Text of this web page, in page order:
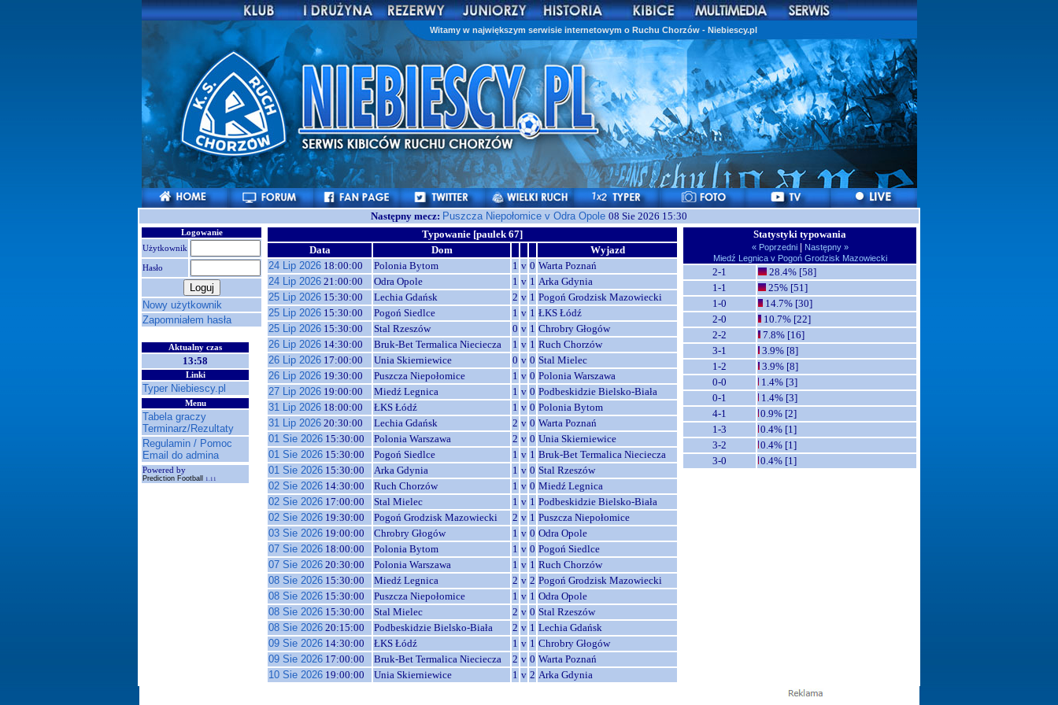
Witamy w największym serwisie internetowym o Ruchu Chorzów - Niebiescy.pl
Następny mecz: Puszcza Niepołomice v Odra Opole 08 Sie 2026 15:30
Logowanie
Użytkownik
Hasło
Nowy użytkownik
Zapomniałem hasła
Aktualny czas
13:58
Linki
Typer Niebiescy.pl
Menu
Tabela graczy
Terminarz/Rezultaty
Regulamin / Pomoc
Email do admina
Powered by
Prediction Football 1.11
Typowanie [paulek 67]
Data
Dom
Wyjazd
24 Lip 2026 18:00:00 Polonia Bytom 1 v 0 Warta Poznań
24 Lip 2026 21:00:00 Odra Opole 1 v 1 Arka Gdynia
25 Lip 2026 15:30:00 Lechia Gdańsk 2 v 1 Pogoń Grodzisk Mazowiecki
25 Lip 2026 15:30:00 Pogoń Siedlce 1 v 1 ŁKS Łódź
25 Lip 2026 15:30:00 Stal Rzeszów 0 v 1 Chrobry Głogów
26 Lip 2026 14:30:00 Bruk-Bet Termalica Nieciecza 1 v 1 Ruch Chorzów
26 Lip 2026 17:00:00 Unia Skierniewice 0 v 0 Stal Mielec
26 Lip 2026 19:30:00 Puszcza Niepołomice 1 v 0 Polonia Warszawa
27 Lip 2026 19:00:00 Miedź Legnica 1 v 0 Podbeskidzie Bielsko-Biała
31 Lip 2026 18:00:00 ŁKS Łódź 1 v 0 Polonia Bytom
31 Lip 2026 20:30:00 Lechia Gdańsk 2 v 0 Warta Poznań
01 Sie 2026 15:30:00 Polonia Warszawa 2 v 0 Unia Skierniewice
01 Sie 2026 15:30:00 Pogoń Siedlce 1 v 1 Bruk-Bet Termalica Nieciecza
01 Sie 2026 15:30:00 Arka Gdynia 1 v 0 Stal Rzeszów
02 Sie 2026 14:30:00 Ruch Chorzów 1 v 0 Miedź Legnica
02 Sie 2026 17:00:00 Stal Mielec 1 v 1 Podbeskidzie Bielsko-Biała
02 Sie 2026 19:30:00 Pogoń Grodzisk Mazowiecki 2 v 1 Puszcza Niepołomice
03 Sie 2026 19:00:00 Chrobry Głogów 1 v 0 Odra Opole
07 Sie 2026 18:00:00 Polonia Bytom 1 v 0 Pogoń Siedlce
07 Sie 2026 20:30:00 Polonia Warszawa 1 v 1 Ruch Chorzów
08 Sie 2026 15:30:00 Miedź Legnica 2 v 2 Pogoń Grodzisk Mazowiecki
08 Sie 2026 15:30:00 Puszcza Niepołomice 1 v 1 Odra Opole
08 Sie 2026 15:30:00 Stal Mielec 2 v 0 Stal Rzeszów
08 Sie 2026 20:15:00 Podbeskidzie Bielsko-Biała 2 v 1 Lechia Gdańsk
09 Sie 2026 14:30:00 ŁKS Łódź 1 v 1 Chrobry Głogów
09 Sie 2026 17:00:00 Bruk-Bet Termalica Nieciecza 2 v 0 Warta Poznań
10 Sie 2026 19:00:00 Unia Skierniewice 1 v 2 Arka Gdynia
Statystyki typowania
« Poprzedni | Następny »
Miedź Legnica v Pogoń Grodzisk Mazowiecki
2-1
28.4% [58]
1-1
25% [51]
1-0
14.7% [30]
2-0
10.7% [22]
2-2
7.8% [16]
3-1
3.9% [8]
1-2
3.9% [8]
0-0
1.4% [3]
0-1
1.4% [3]
4-1
0.9% [2]
1-3
0.4% [1]
3-2
0.4% [1]
3-0
0.4% [1]